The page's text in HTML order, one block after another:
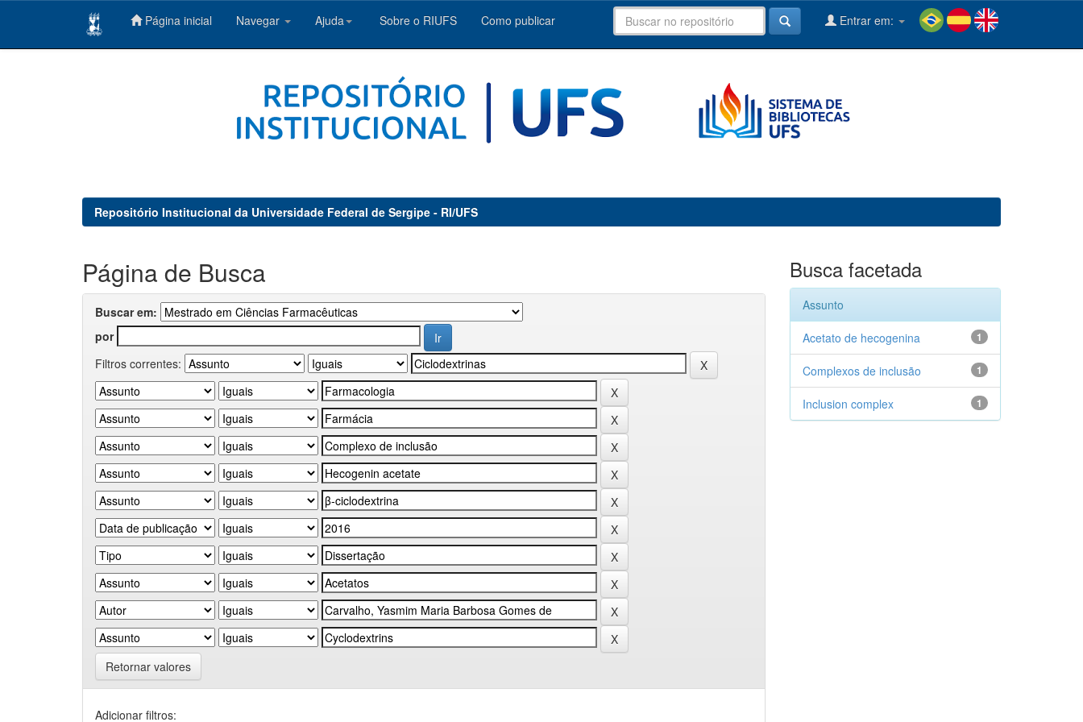
Página inicial Navegar Ajuda Sobre o RIUFS Como publicar Entrar em:
Repositório Institucional da Universidade Federal de Sergipe - RI/UFS
Página de Busca
Buscar em:
por
Filtros correntes:
Retornar valores
Adicionar filtros:
Busca facetada
Assunto
1
Acetato de hecogenina
1
Complexos de inclusão
1
Inclusion complex